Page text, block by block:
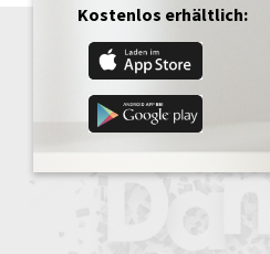
Kostenlos erhältlich: